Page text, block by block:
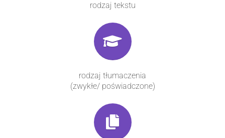
rodzaj tekstu
rodzaj tłumaczenia
(zwykłe/ poświadczone)